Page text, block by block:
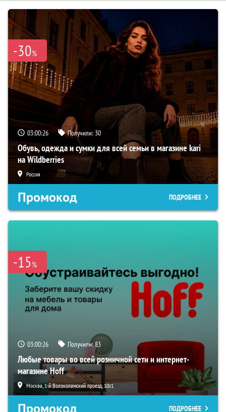
-30%
03:00:25 Получили: 30
Обувь, одежда и сумки для всей семьи в магазине kari
на Wildberries
Россия
Промокод ПОДРОБНЕЕ
-15%
03:00:25 Получили:83
Любые товары во всей розничной сети и интернет-
магазине Hoff
Москва, 1-й Волоколамский проезд, 10с1
Промокод ПОДРОБНЕЕ